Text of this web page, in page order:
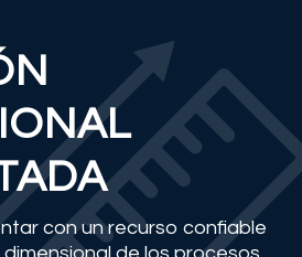
con un recurso confiable